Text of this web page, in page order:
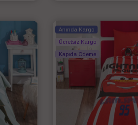
Anında Kargo
Ücretsiz Kargo
Kapıda Ödeme